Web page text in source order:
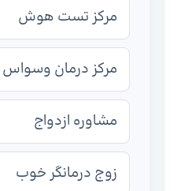
مرکز تست هوش
مرکز درمان وسواس
مشاوره ازدواج
زوج درمانگر خوب